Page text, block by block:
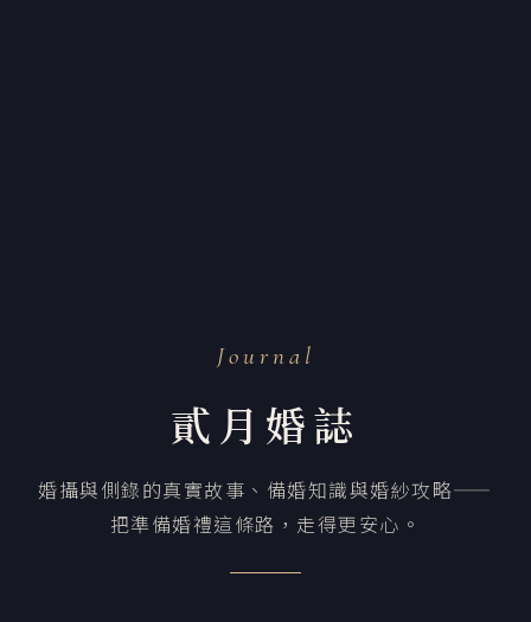
Journal
貳月婚誌
婚攝與側錄的真實故事、備婚知識與婚紗攻略——
把準備婚禮這條路，走得更安心。